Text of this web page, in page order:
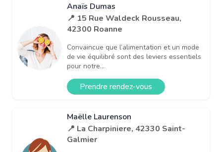
Anaïs Dumas
📍 15 Rue Waldeck Rousseau,
42300 Roanne
Convaincue que l’alimentation et un mode
de vie équilibré sont des leviers essentiels
pour notre...
Prendre rendez-vous
Maëlle Laurenson
📍 La Charpiniere, 42330 Saint-
Galmier